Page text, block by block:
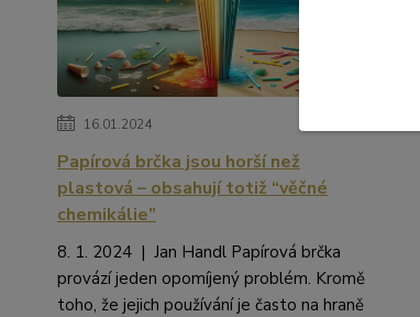
16.01.2024
Papírová brčka jsou horší než
plastová – obsahují totiž “věčné
chemikálie”
8. 1. 2024 | Jan Handl Papírová brčka
provází jeden opomíjený problém. Kromě
toho, že jejich používání je často na hraně